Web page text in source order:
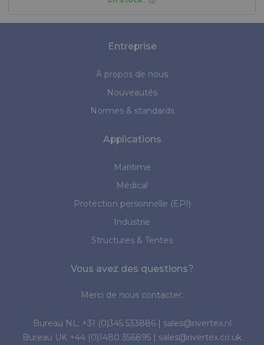
Entreprise
À propos de nous
Nouveautés
Normes & standards
Applications
Maritime
Médical
Protection personnelle (EPI)
Industrie
Structures & Tentes
Vous avez des questions?
Merci de nous contacter:
Bureau NL: +31 (0)345 533886| sales@rivertex.nl
Bureau UK +44 (0)1480 356895 | sales@rivertex.co.uk